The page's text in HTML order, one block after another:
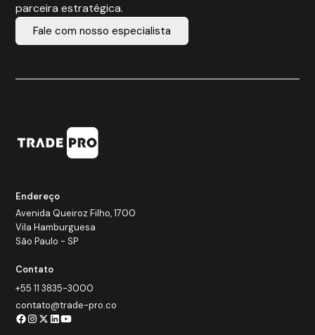
parceira estratégica.
Fale com nosso especialista
Endereço
Avenida Queiroz Filho, 1700
Vila Hamburguesa
São Paulo - SP
Contato
+55 11 3835-3000
contato@trade-pro.co